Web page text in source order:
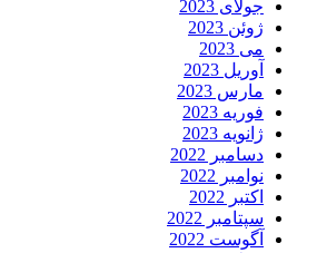
جولای 2023
ژوئن 2023
می 2023
آوریل 2023
مارس 2023
فوریه 2023
ژانویه 2023
دسامبر 2022
نوامبر 2022
اکتبر 2022
سپتامبر 2022
آگوست 2022